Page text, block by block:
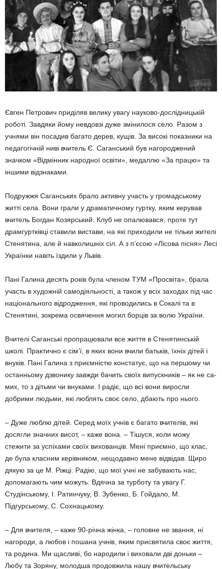
Євген Петрович приділяв велику увагу науково-дослідницькій
роботі. Завдяки йому невдовзі дуже змінилося село. Разом з
учня­ми він посадив багато дерев, кущів. За високі показники на
педагогічній ниві вчитель Є. Саганський був нагороджений
значком «Відмінник народної освіти», медаллю «За працю» та
іншими відзнаками.
Подружжя Саганських брало активну участь у громадському
житті села. Вони грали у драматичному гуртку, яким керував
вчитель Богдан Козярський. Клуб не опа­лювався, проте тут
драмгуртківці ставили вистави, на які приходили не тільки жителі
Стенятина, але й навколишніх сіл. А з п’єсою «Лісова пісня» Лесі
Українки навіть їздили у Львів.
Пані Галина десять років була членом ТУМ «Просвіта», брала
участь в художній самодіяльності, а також у всіх заходах під час
національного відродження, які проводи­лись в Сокалі та в
Стенятині, зокрема освячення могил борців за волю України.
Вчителі Саганські пропрацювали все життя в Стенятинській
школі. Практично є сім’ї, в яких вони вчили батьків, їхніх дітей і
внуків. Пані Галина з приємністю констатує, що на першому чи
останньому дзвонику завжди бачить своїх випускників – як не са­
мих, то з дітьми чи внуками. І радіє, що всі вони виросли
добрими людьми, які люблять своє село, дбають про нього.
– Дуже люблю дітей. Серед моїх учнів є багато вчителів, які
досягли значних висот, – каже вона. – Тішуся, коли можу
стежити за успіхами своїх вихованців. Мені приємно, що клас,
де була класним керівником, нещодавно мене відвідав. Щиро
дякую за це М. Ріжці. Радію, що мої учні не забувають нас,
допомагають чим можуть. Вдячна за турботу та увагу Г.
Студінському, І. Ратинчу­ку, В. Зубенко, Б. Гойдало, М.
Підгурському, С. Сохнацькому.
– Для вчителя, – каже 90-річна жінка, – головне не звання, ні
нагороди, а любов і пошана учнів, яким присвятила своє життя,
та родина. Ми щасливі, бо народили і вихо­вали дві доньки –
Любу та Зоряну, молодша продовжила нашу вчительську